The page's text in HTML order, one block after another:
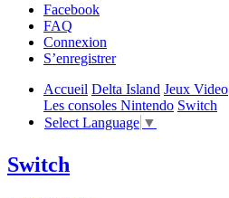
Facebook
FAQ
Connexion
S’enregistrer
Accueil Delta Island Jeux Video
Les consoles Nintendo Switch
Select Language ▼
Switch